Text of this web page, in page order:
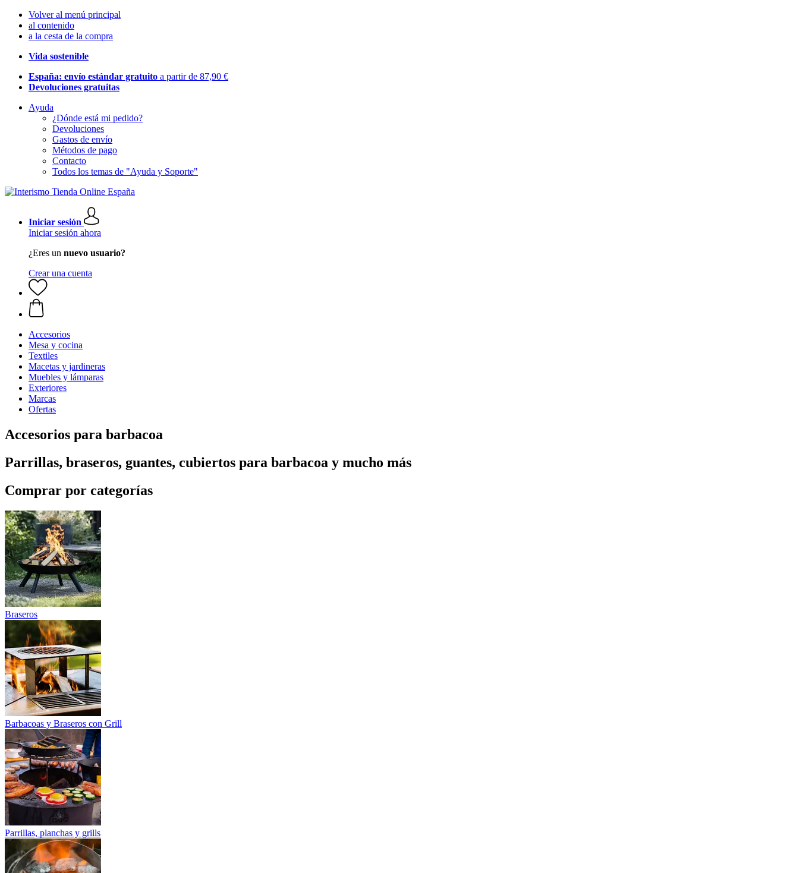
Volver al menú principal
al contenido
a la cesta de la compra
Vida sostenible
España: envío estándar gratuito a partir de 87,90 €
Devoluciones gratuitas
Ayuda
¿Dónde está mi pedido?
Devoluciones
Gastos de envío
Métodos de pago
Contacto
Todos los temas de "Ayuda y Soporte"
Iniciar sesión
Iniciar sesión ahora
¿Eres un nuevo usuario?
Crear una cuenta
Accesorios
Mesa y cocina
Textiles
Macetas y jardineras
Muebles y lámparas
Exteriores
Marcas
Ofertas
Accesorios para barbacoa
Parrillas, braseros, guantes, cubiertos para barbacoa y mucho más
Comprar por categorías
Braseros
Barbacoas y Braseros con Grill
Parrillas, planchas y grills